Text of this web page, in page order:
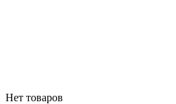
Нет товаров